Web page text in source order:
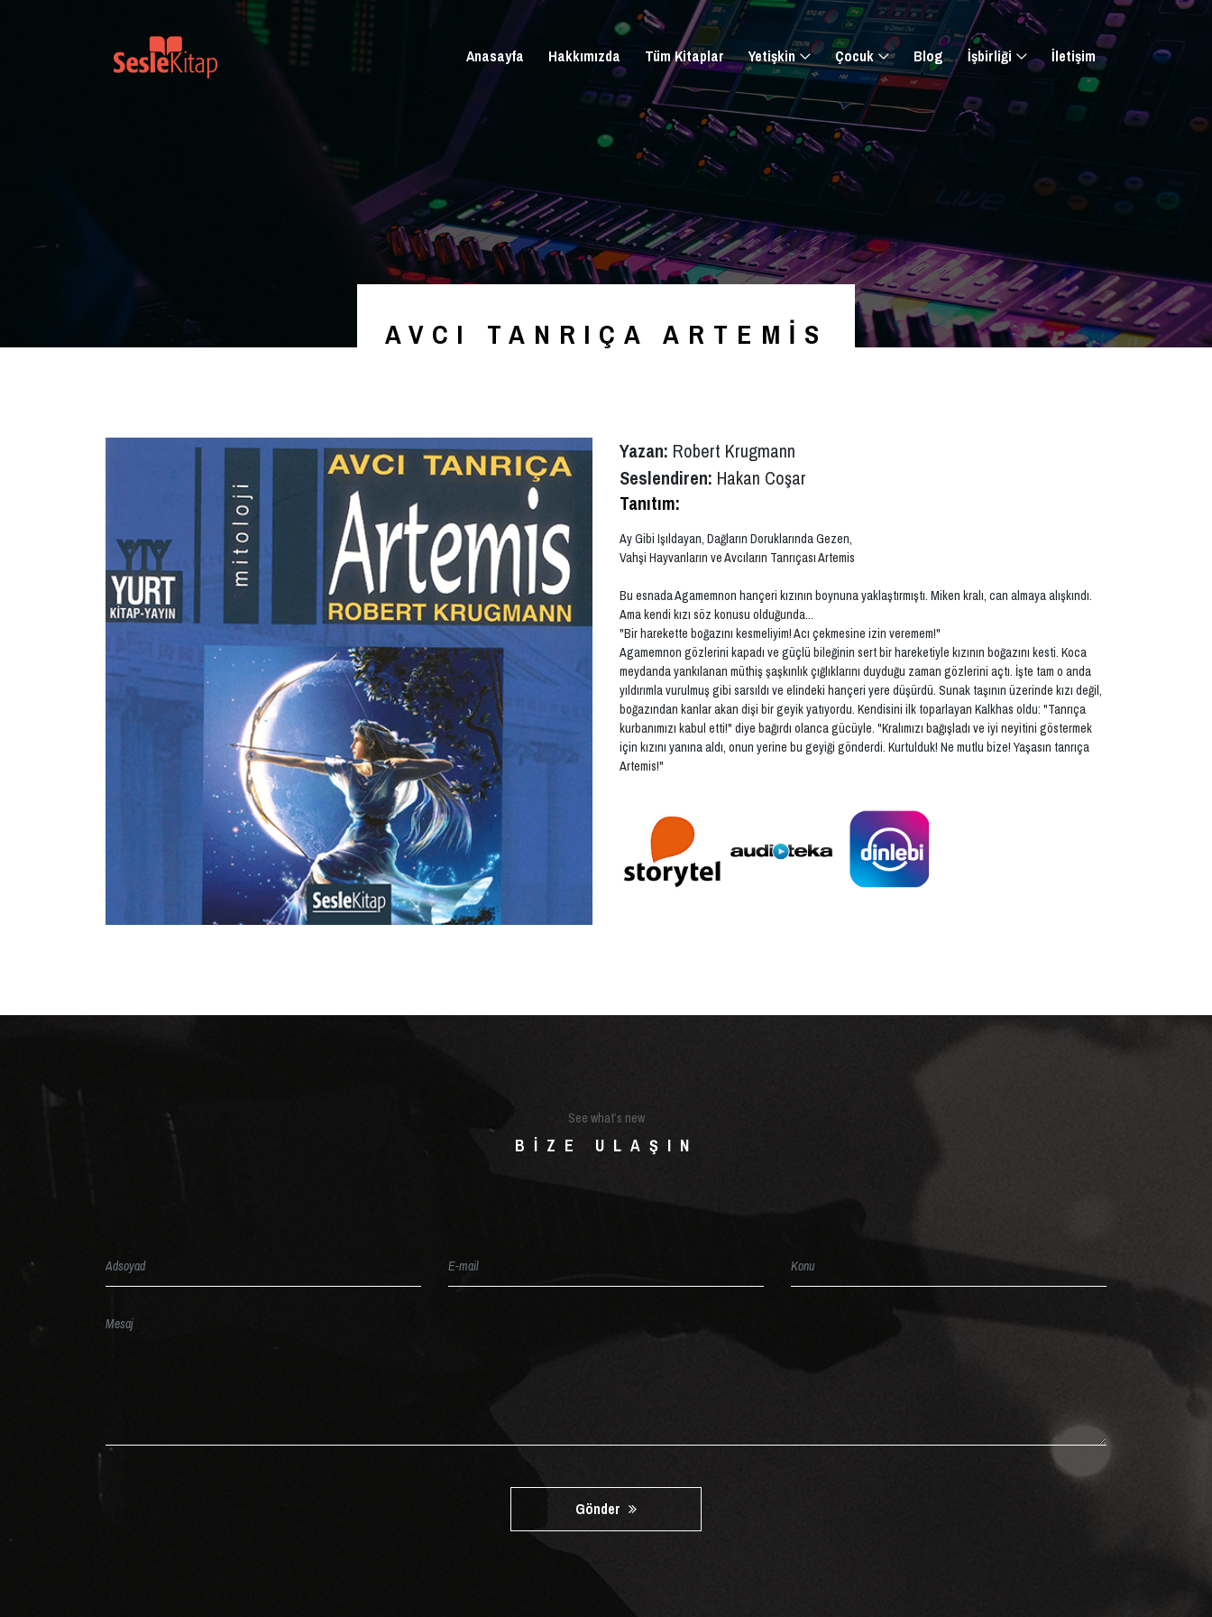
Anasayfa Hakkımızda Tüm Kitaplar Yetişkin Çocuk Blog İşbirliği İletişim
AVCI TANRIÇA ARTEMIS
Yazan: Robert Krugmann
Seslendiren: Hakan Coşar
Tanıtım:
Ay Gibi Işıldayan, Dağların Doruklarında Gezen,
Vahşi Hayvanların ve Avcıların Tanrıçası Artemis
Bu esnada Agamemnon hançeri kızının boynuna yaklaştırmıştı. Miken kralı, can almaya alışkındı.
Ama kendi kızı söz konusu olduğunda...
"Bir harekette boğazını kesmeliyim! Acı çekmesine izin veremem!"
Agamemnon gözlerini kapadı ve güçlü bileğinin sert bir hareketiyle kızının boğazını kesti. Koca
meydanda yankılanan müthiş şaşkınlık çığlıklarını duyduğu zaman gözlerini açtı. İşte tam o anda
yıldırımla vurulmuş gibi sarsıldı ve elindeki hançeri yere düşürdü. Sunak taşının üzerinde kızı değil,
boğazından kanlar akan dişi bir geyik yatıyordu. Kendisini ilk toparlayan Kalkhas oldu: "Tanrıça
kurbanımızı kabul etti!" diye bağırdı olanca gücüyle. "Kralımızı bağışladı ve iyi neyitini göstermek
için kızını yanına aldı, onun yerine bu geyiği gönderdi. Kurtulduk! Ne mutlu bize! Yaşasın tanrıça
Artemis!"
See what’s new
BIZE ULAŞIN
Gönder